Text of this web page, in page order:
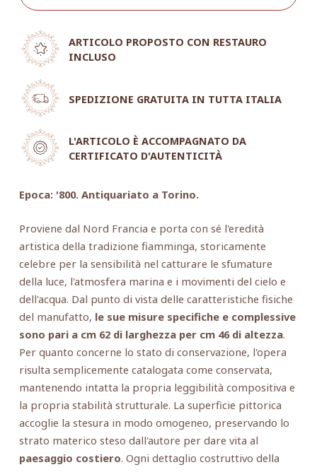
ARTICOLO PROPOSTO CON RESTAURO
INCLUSO
SPEDIZIONE GRATUITA IN TUTTA ITALIA
L'ARTICOLO È ACCOMPAGNATO DA
CERTIFICATO D'AUTENTICITÀ
Epoca: '800. Antiquariato a Torino.
Proviene dal Nord Francia e porta con sé l'eredità
artistica della tradizione fiamminga, storicamente
celebre per la sensibilità nel catturare le sfumature
della luce, l'atmosfera marina e i movimenti del cielo e
dell'acqua. Dal punto di vista delle caratteristiche fisiche
del manufatto, le sue misure specifiche e complessive
sono pari a cm 62 di larghezza per cm 46 di altezza.
Per quanto concerne lo stato di conservazione, l'opera
risulta semplicemente catalogata come conservata,
mantenendo intatta la propria leggibilità compositiva e
la propria stabilità strutturale. La superficie pittorica
accoglie la stesura in modo omogeneo, preservando lo
strato materico steso dall'autore per dare vita al
paesaggio costiero. Ogni dettaglio costruttivo della